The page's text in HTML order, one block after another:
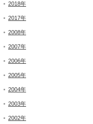
2018年
2017年
2008年
2007年
2006年
2005年
2004年
2003年
2002年